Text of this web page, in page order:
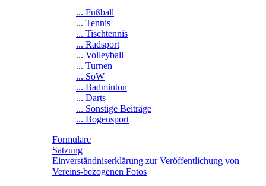
... Fußball
... Tennis
... Tischtennis
... Radsport
... Volleyball
... Turnen
... SoW
... Badminton
... Darts
... Sonstige Beiträge
... Bogensport
Formulare
Satzung
Einverständniserklärung zur Veröffentlichung von
Vereins-bezogenen Fotos